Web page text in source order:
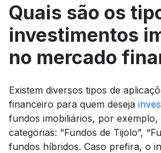
Quais são os
investimentos
no mercado
Existem diversos tipos de
financeiro para quem deseja
fundos imobiliários, por exemplo,
categorias: “Fundos de Tijolo”,
fundos híbridos. Caso prefira, o